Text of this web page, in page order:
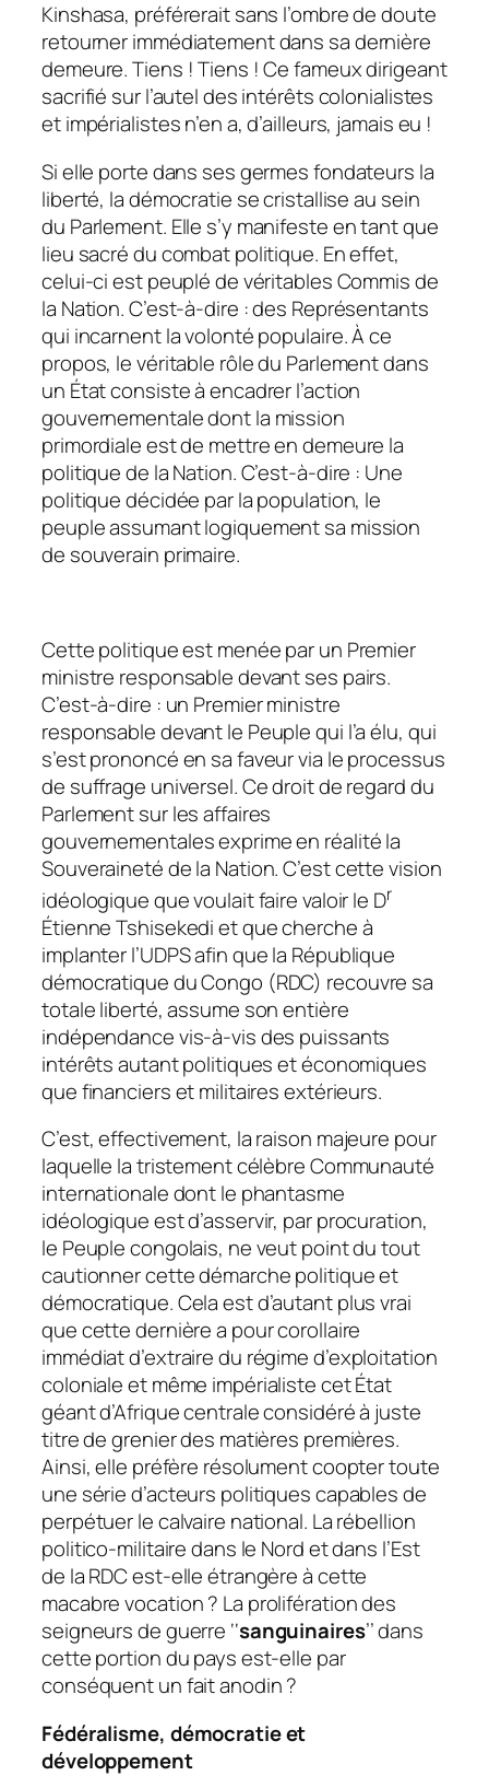
Kinshasa, préférerait sans l’ombre de doute
retourner immédiatement dans sa dernière
demeure. Tiens ! Tiens ! Ce fameux dirigeant
sacrifié sur l’autel des intérêts colonialistes
et impérialistes n’en a, d’ailleurs, jamais eu !
Si elle porte dans ses germes fondateurs la
liberté, la démocratie se cristallise au sein
du Parlement. Elle s’y manifeste en tant que
lieu sacré du combat politique. En effet,
celui-ci est peuplé de véritables Commis de
la Nation. C’est-à-dire : des Représentants
qui incarnent la volonté populaire. À ce
propos, le véritable rôle du Parlement dans
un État consiste à encadrer l’action
gouvernementale dont la mission
primordiale est de mettre en demeure la
politique de la Nation. C’est-à-dire : Une
politique décidée par la population, le
peuple assumant logiquement sa mission
de souverain primaire.
Cette politique est menée par un Premier
ministre responsable devant ses pairs.
C’est-à-dire : un Premier ministre
responsable devant le Peuple qui l’a élu, qui
s’est prononcé en sa faveur via le processus
de suffrage universel. Ce droit de regard du
Parlement sur les affaires
gouvernementales exprime en réalité la
Souveraineté de la Nation. C’est cette vision
idéologique que voulait faire valoir le Dr
Étienne Tshisekedi et que cherche à
implanter l’UDPS afin que la République
démocratique du Congo (RDC) recouvre sa
totale liberté, assume son entière
indépendance vis-à-vis des puissants
intérêts autant politiques et économiques
que financiers et militaires extérieurs.
C’est, effectivement, la raison majeure pour
laquelle la tristement célèbre Communauté
internationale dont le phantasme
idéologique est d’asservir, par procuration,
le Peuple congolais, ne veut point du tout
cautionner cette démarche politique et
démocratique. Cela est d’autant plus vrai
que cette dernière a pour corollaire
immédiat d’extraire du régime d’exploitation
coloniale et même impérialiste cet État
géant d’Afrique centrale considéré à juste
titre de grenier des matières premières.
Ainsi, elle préfère résolument coopter toute
une série d’acteurs politiques capables de
perpétuer le calvaire national. La rébellion
politico-militaire dans le Nord et dans l’Est
de la RDC est-elle étrangère à cette
macabre vocation ? La prolifération des
seigneurs de guerre ‘‘sanguinaires’’ dans
cette portion du pays est-elle par
conséquent un fait anodin ?
Fédéralisme, démocratie et
développement